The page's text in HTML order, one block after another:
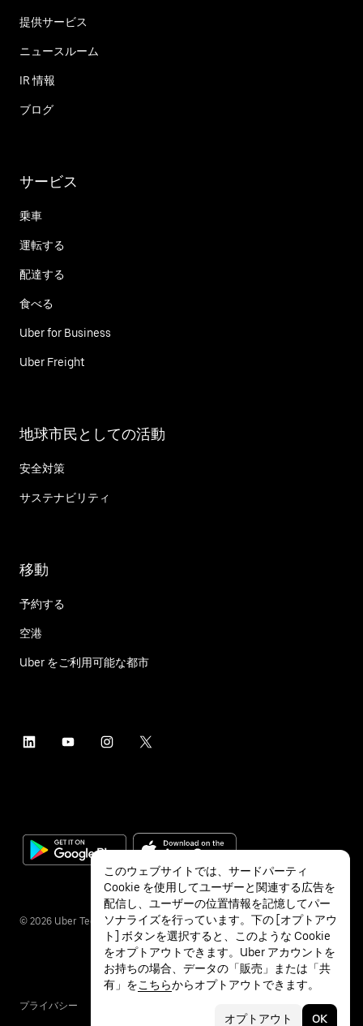
提供サービス
ニュースルーム
IR 情報
ブログ
サービス
乗車
運転する
配達する
食べる
Uber for Business
Uber Freight
地球市民としての活動
安全対策
サステナビリティ
移動
予約する
空港
Uber をご利用可能な都市
© 2026 Uber Technologies Inc.
プライバシー
このウェブサイトでは、サードパーティ
Cookie を使用してユーザーと関連する広告を
配信し、ユーザーの位置情報を記憶してパー
ソナライズを行っています。下の [オプトアウ
ト] ボタンを選択すると、このような Cookie
をオプトアウトできます。Uber アカウントを
お持ちの場合、データの「販売」または「共
有」をこちらからオプトアウトできます。
オプトアウト OK